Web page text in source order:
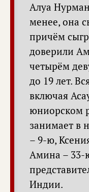
Алуа
менее, она
причём
доверили
четырём
до 19 лет.
включая
юниорском
занимает в
– 9-ю,
Амина – 33-
Индии.